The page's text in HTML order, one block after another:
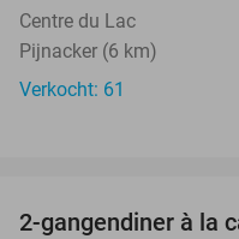
Centre du Lac
Pijnacker (6 km)
Verkocht: 61
2-gangendiner à la